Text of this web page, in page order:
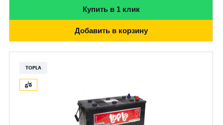
Купить в 1 клик
Добавить в корзину
TOPLA